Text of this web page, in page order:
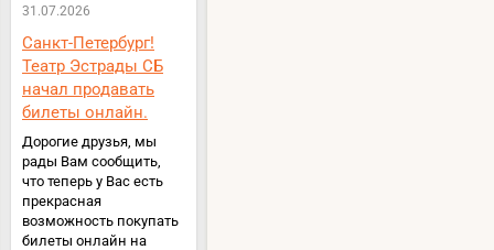
31.07.2026
Санкт-Петербург!
Театр Эстрады СБ
начал продавать
билеты онлайн.
Дорогие друзья, мы
рады Вам сообщить,
что теперь у Вас есть
прекрасная
возможность покупать
билеты онлайн на